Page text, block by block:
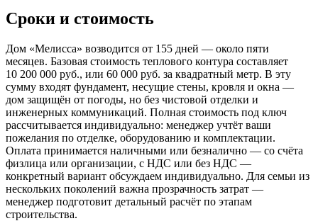
Сроки и стоимость
Дом «Мелисса» возводится от 155 дней — около пяти
месяцев. Базовая стоимость теплового контура составляет
10 200 000 руб., или 60 000 руб. за квадратный метр. В эту
сумму входят фундамент, несущие стены, кровля и окна —
дом защищён от погоды, но без чистовой отделки и
инженерных коммуникаций. Полная стоимость под ключ
рассчитывается индивидуально: менеджер учтёт ваши
пожелания по отделке, оборудованию и комплектации.
Оплата принимается наличными или безналично — со счёта
физлица или организации, с НДС или без НДС —
конкретный вариант обсуждаем индивидуально. Для семьи из
нескольких поколений важна прозрачность затрат —
менеджер подготовит детальный расчёт по этапам
строительства.